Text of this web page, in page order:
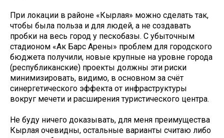
При локации в районе «Кырлая» можно сделать так,
чтобы была польза и для людей, а не создавать
пробки на весь город у пескобазы. С убыточным
стадионом «Ак Барс Арены» проблем для городского
бюджета получили, новые крупные на уровне города
(республиканские) проекты должны эти риски
минимизировать, видимо, в основном за счёт
синергетического эффекта от инфраструктуры
вокруг мечети и расширения туристического центра.
Не буду ничего доказывать, для меня преимущества
Кырлая очевидны, остальные варианты считаю либо